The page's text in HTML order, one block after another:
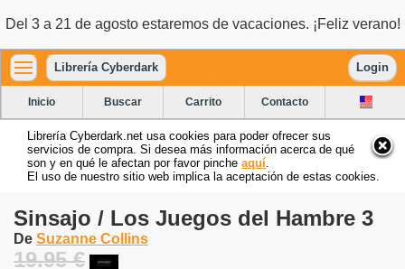
Del 3 a 21 de agosto estaremos de vacaciones. ¡Feliz verano!
Librería Cyberdark Login
Inicio Buscar Carrito Contacto
Librería Cyberdark.net usa cookies para poder ofrecer sus
servicios de compra. Si desea más información acerca de qué
son y en qué le afectan por favor pinche aquí
El uso de nuestro sitio web implica la aceptación de estas cookies.
Sinsajo / Los Juegos del Hambre 3
De Suzanne Collins
19.95 €